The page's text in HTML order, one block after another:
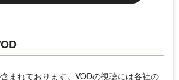
まれております。VODの視聴には各社の